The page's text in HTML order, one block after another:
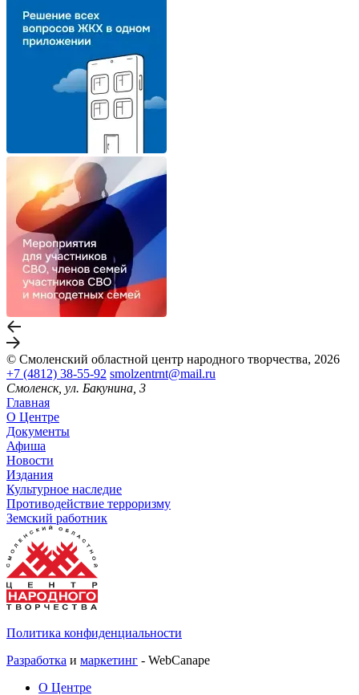
© Смоленский областной центр народного творчества, 2026
+7 (4812) 38-55-92 smolzentrnt@mail.ru
Смоленск, ул. Бакунина, 3
Главная
О Центре
Документы
Афиша
Новости
Издания
Культурное наследие
Противодействие терроризму
Земский работник
Политика конфиденциальности
Разработка и маркетинг - WebCanape
О Центре